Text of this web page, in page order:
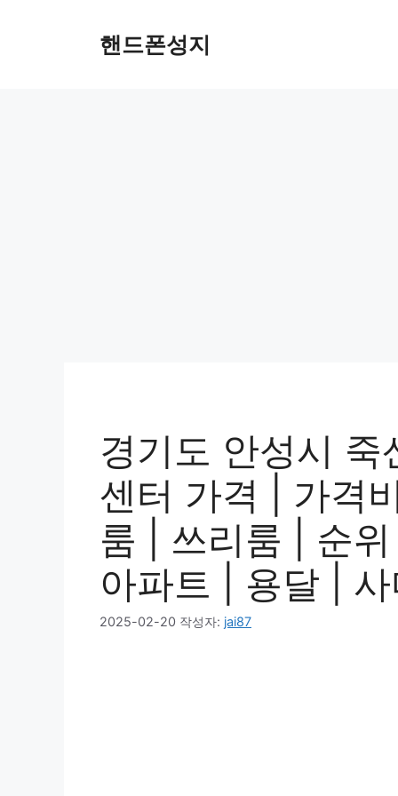
핸드폰성지
경기도 안성시 죽
센터 가격 | 가격
룸 | 쓰리룸 | 순
아파트 | 용달 |
2025-02-20 작성자: jai87